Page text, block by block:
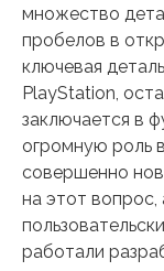
множество
пробелов в
ключевая
PlayStation,
заключается в
огромную роль
совершенно
на этот вопрос,
работали